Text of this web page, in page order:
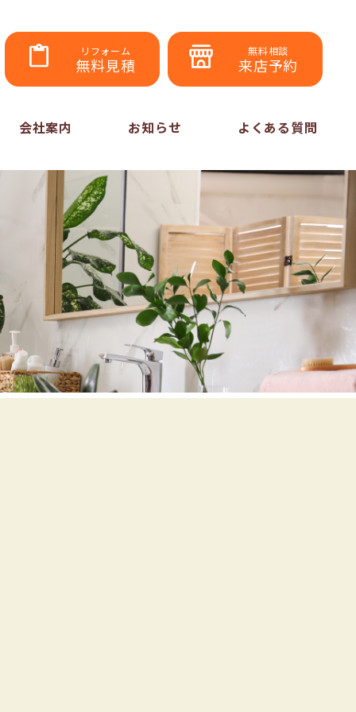
リフォーム
無料見積
無料相談
来店予約
会社案内 お知らせ よくある質問